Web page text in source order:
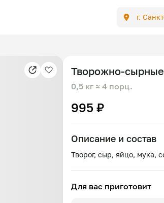
г.
Творожно-
0,5 кг ≈ 4 порц.
995 ₽
Описание и состав
Для вас приготовит